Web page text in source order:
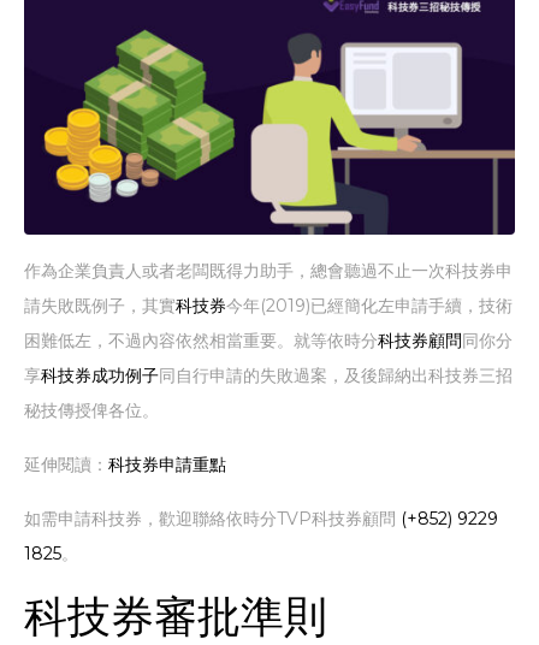
作為企業負責人或者老闆既得力助手，總會聽過不止一次科技券申
請失敗既例子，其實科技券今年(2019)已經簡化左申請手續，技術
困難低左，不過內容依然相當重要。就等依時分科技券顧問 同你分
享科技券成功例子同自行申請的失敗過案，及後歸納出科技券三招
秘技傳授俾各位。
延伸閱讀： 科技券申請重點
如需申請科技券，歡迎聯絡依時分TVP科技券顧問 (+852) 9229
1825。
科技券審批準則